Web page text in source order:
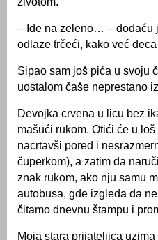
– Ide na zeleno… – dodaću
odlaze trčeći, kako već
Sipao sam još pića u svoju
uostalom čaše neprestano
Devojka crvena u licu bez
mašući rukom. Otići će u
nacrtavši pored i
čuperkom), a zatim da
znak rukom, ako nju samu
autobusa, gde izgleda da
čitamo dnevnu štampu i
Moja stara prijateljica